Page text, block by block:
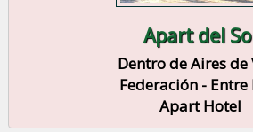
Apart del
Dentro de Aires de
Federación - Entre
Apart Hotel